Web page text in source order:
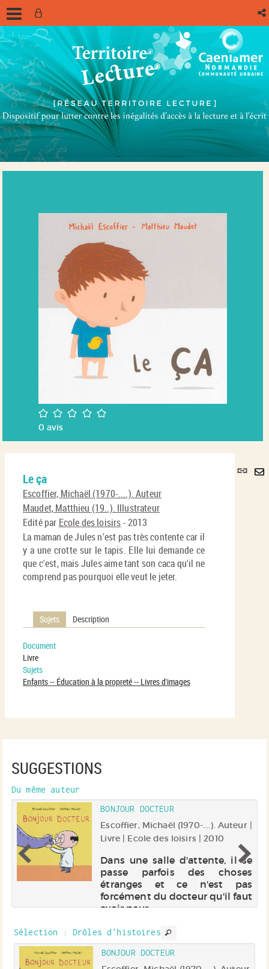
/5
0avis
Lien
Le ça
Escoffier, Michaël (1970-....). Auteur
Maudet, Matthieu (19..). Illustrateur
Edité par Ecole des loisirs- 2013
La maman de Jules n'est pas très contente car il
y a une crotte sur le tapis. Elle lui demande ce
que c'est, mais Jules aime tant son caca qu'il ne
comprend pas pourquoi elle veut le jeter.
Sujets Description
Document
Livre
Sujets
Enfants -- Éducation à la propreté -- Livres d'images
SUGGESTIONS
Du même auteur
BONJOUR DOCTEUR
Escoffier, Michaël (1970-....). Auteur |
Livre | Ecole des loisirs | 2010
Dans une salle d'attente, il se
passe parfois des choses
étranges et ce n'est pas
forcément du docteur qu'il faut
avoir peur.
Sélection : Drôles d'histoires
BONJOUR DOCTEUR